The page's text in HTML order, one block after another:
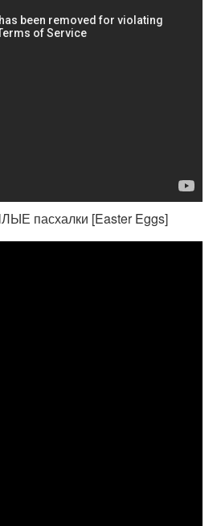
пасхалки [Easter Eggs]